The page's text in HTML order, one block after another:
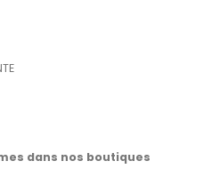
dans nos boutiques